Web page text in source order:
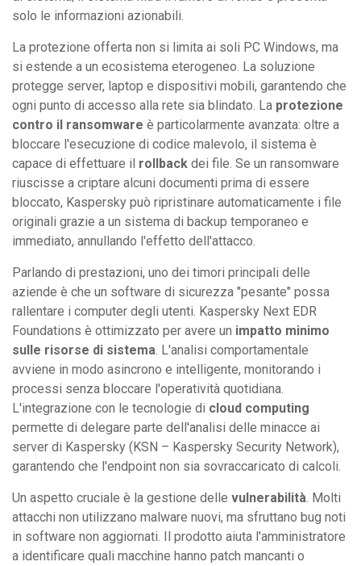
solo le informazioni azionabili.
La protezione offerta non si limita ai soli PC Windows, ma
si estende a un ecosistema eterogeneo. La soluzione
protegge server, laptop e dispositivi mobili, garantendo che
ogni punto di accesso alla rete sia blindato. La protezione
contro il ransomware è particolarmente avanzata: oltre a
bloccare l'esecuzione di codice malevolo, il sistema è
capace di effettuare il rollback dei file. Se un ransomware
riuscisse a criptare alcuni documenti prima di essere
bloccato, Kaspersky può ripristinare automaticamente i file
originali grazie a un sistema di backup temporaneo e
immediato, annullando l'effetto dell'attacco.
Parlando di prestazioni, uno dei timori principali delle
aziende è che un software di sicurezza "pesante" possa
rallentare i computer degli utenti. Kaspersky Next EDR
Foundations è ottimizzato per avere un impatto minimo
sulle risorse di sistema. L'analisi comportamentale
avviene in modo asincrono e intelligente, monitorando i
processi senza bloccare l'operatività quotidiana.
L'integrazione con le tecnologie di cloud computing
permette di delegare parte dell'analisi delle minacce ai
server di Kaspersky (KSN – Kaspersky Security Network),
garantendo che l'endpoint non sia sovraccaricato di calcoli.
Un aspetto cruciale è la gestione delle vulnerabilità. Molti
attacchi non utilizzano malware nuovi, ma sfruttano bug noti
in software non aggiornati. Il prodotto aiuta l'amministratore
a identificare quali macchine hanno patch mancanti o